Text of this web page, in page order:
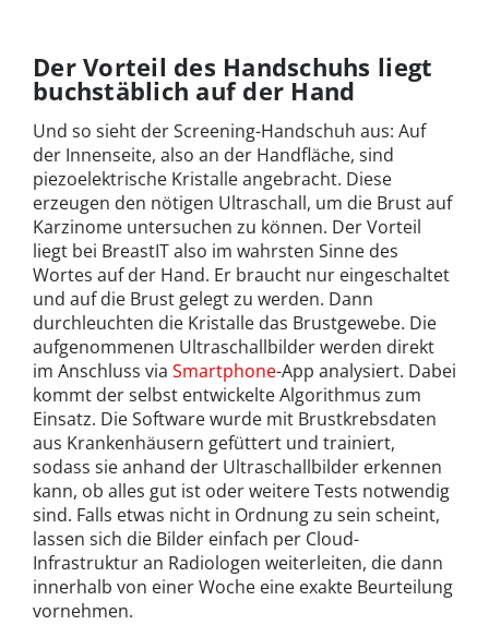
Der Vorteil des Handschuhs liegt
buchstäblich auf der Hand
Und so sieht der Screening-Handschuh aus: Auf
der Innenseite, also an der Handfläche, sind
piezoelektrische Kristalle angebracht. Diese
erzeugen den nötigen Ultraschall, um die Brust auf
Karzinome untersuchen zu können. Der Vorteil
liegt bei BreastIT also im wahrsten Sinne des
Wortes auf der Hand. Er braucht nur eingeschaltet
und auf die Brust gelegt zu werden. Dann
durchleuchten die Kristalle das Brustgewebe. Die
aufgenommenen Ultraschallbilder werden direkt
im Anschluss via Smartphone-App analysiert. Dabei
kommt der selbst entwickelte Algorithmus zum
Einsatz. Die Software wurde mit Brustkrebsdaten
aus Krankenhäusern gefüttert und trainiert,
sodass sie anhand der Ultraschallbilder erkennen
kann, ob alles gut ist oder weitere Tests notwendig
sind. Falls etwas nicht in Ordnung zu sein scheint,
lassen sich die Bilder einfach per Cloud-
Infrastruktur an Radiologen weiterleiten, die dann
innerhalb von einer Woche eine exakte Beurteilung
vornehmen.